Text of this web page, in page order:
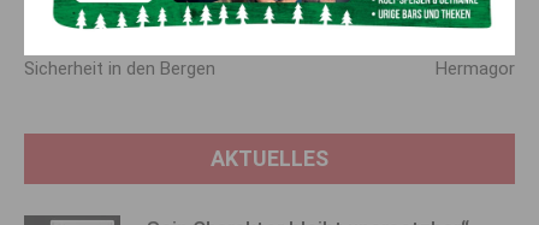
Lawinenwarndienst: Ein
Sicherheit in den Bergen
Rückblick: Kiwanis
Hermagor
AKTUELLES